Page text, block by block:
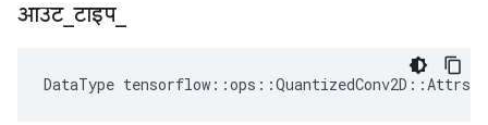
आउट_टाइप_
DataType tensorflow ::ops ::QuantizedConv2D ::Attrs